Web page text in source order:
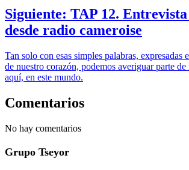
Siguiente: TAP 12.
desde radio cameroise
Tan solo con esas simples palabras, expresadas
de nuestro corazón, podemos averiguar parte
aquí, en este mundo.
Comentarios
No hay comentarios
Grupo Tseyor